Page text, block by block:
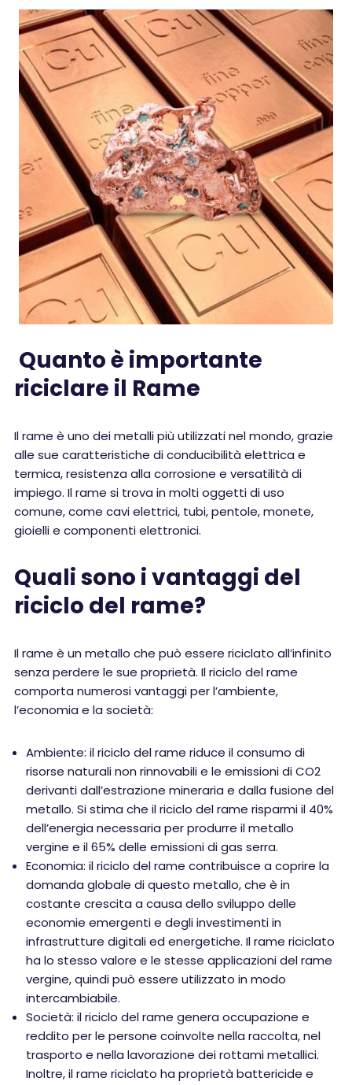
Quanto è importante
riciclare il Rame
Il rame è uno dei metalli più utilizzati nel mondo, grazie
alle sue caratteristiche di conducibilità elettrica e
termica, resistenza alla corrosione e versatilità di
impiego. Il rame si trova in molti oggetti di uso
comune, come cavi elettrici, tubi, pentole, monete,
gioielli e componenti elettronici.
Quali sono i vantaggi del
riciclo del rame?
Il rame è un metallo che può essere riciclato all’infinito
senza perdere le sue proprietà. Il riciclo del rame
comporta numerosi vantaggi per l’ambiente,
l’economia e la società:
Ambiente: il riciclo del rame riduce il consumo di
risorse naturali non rinnovabili e le emissioni di CO2
derivanti dall’estrazione mineraria e dalla fusione del
metallo. Si stima che il riciclo del rame risparmi il 40%
dell’energia necessaria per produrre il metallo
vergine e il 65% delle emissioni di gas serra.
Economia: il riciclo del rame contribuisce a coprire la
domanda globale di questo metallo, che è in
costante crescita a causa dello sviluppo delle
economie emergenti e degli investimenti in
infrastrutture digitali ed energetiche. Il rame riciclato
ha lo stesso valore e le stesse applicazioni del rame
vergine, quindi può essere utilizzato in modo
intercambiabile.
Società: il riciclo del rame genera occupazione e
reddito per le persone coinvolte nella raccolta, nel
trasporto e nella lavorazione dei rottami metallici.
Inoltre, il rame riciclato ha proprietà battericide e